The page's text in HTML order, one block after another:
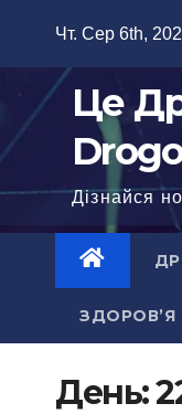
Чт. Сер 6th,
Це
Дізнайся
ЗДОРОВ’Я
День: